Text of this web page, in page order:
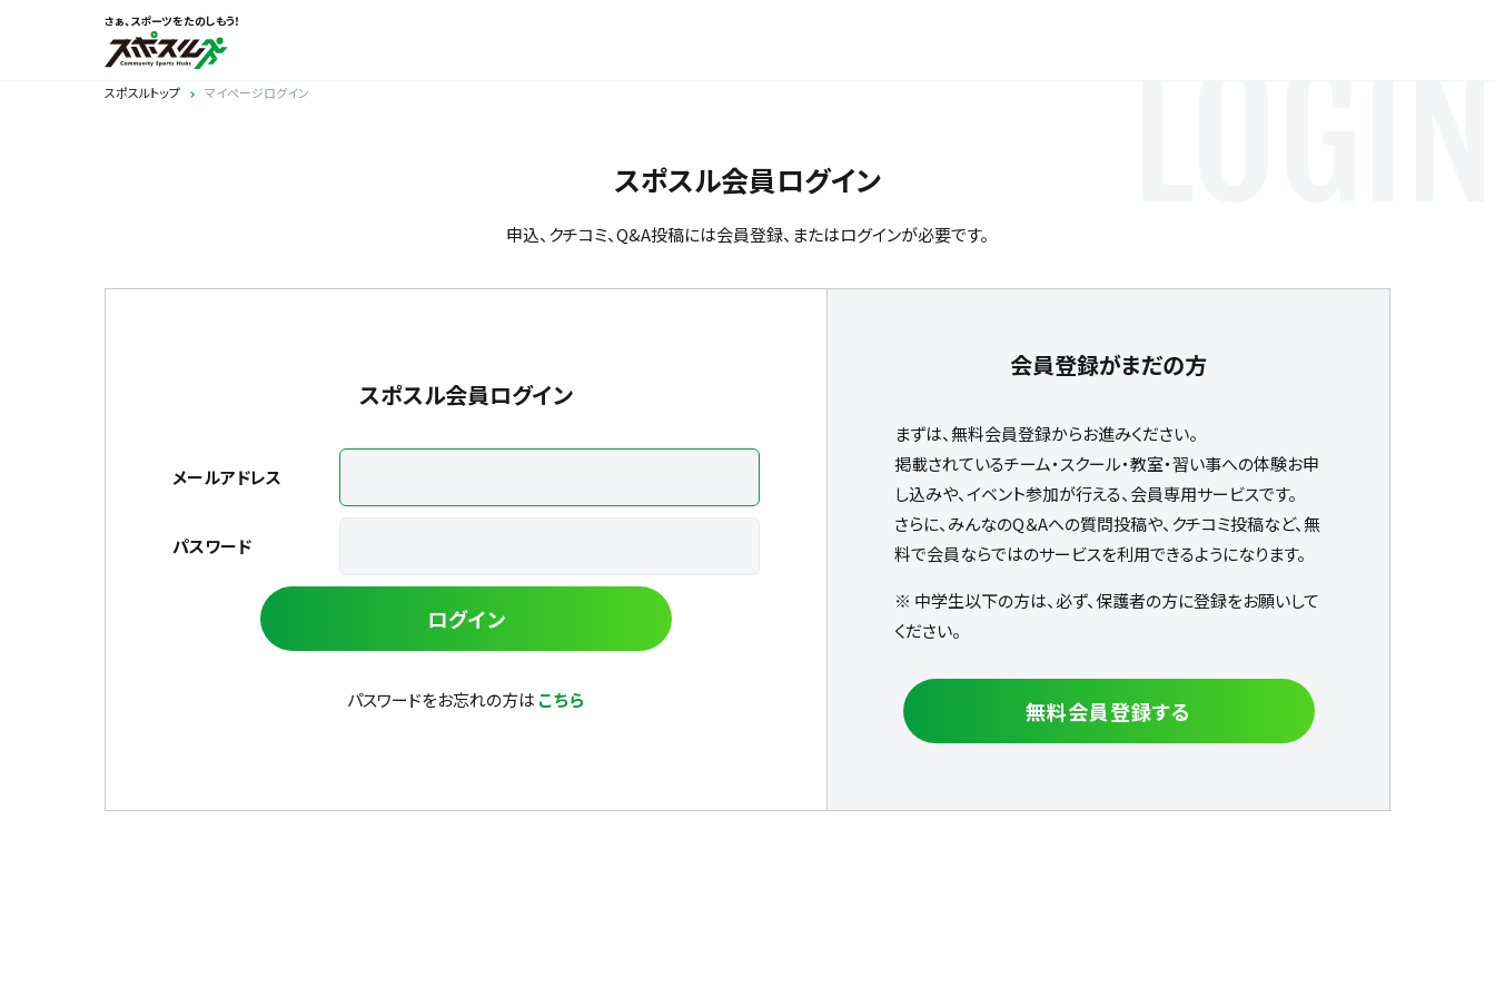
さぁ、スポーツをたのしもう！
スポスルトップ マイページログイン
スポスル会員ログイン
申込、クチコミ、Q&A投稿には会員登録、またはログインが必要です。
スポスル会員ログイン
メールアドレス
パスワード
ログイン
パスワードをお忘れの方は こちら
会員登録がまだの方
まずは、無料会員登録からお進みください。
掲載されているチーム・スクール・教室・習い事への体験お申
し込みや、イベント参加が行える、会員専用サービスです。
さらに、みんなのQ＆Aへの質問投稿や、クチコミ投稿など、無
料で会員ならではのサービスを利用できるようになります。
※ 中学生以下の方は、必ず、保護者の方に登録をお願いして
ください。
無料会員登録する